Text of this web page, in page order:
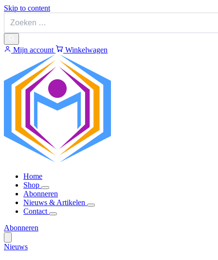
Skip to content
Mijn account Winkelwagen
Home
Shop
Abonneren
Nieuws & Artikelen
Contact
Abonneren
Nieuws